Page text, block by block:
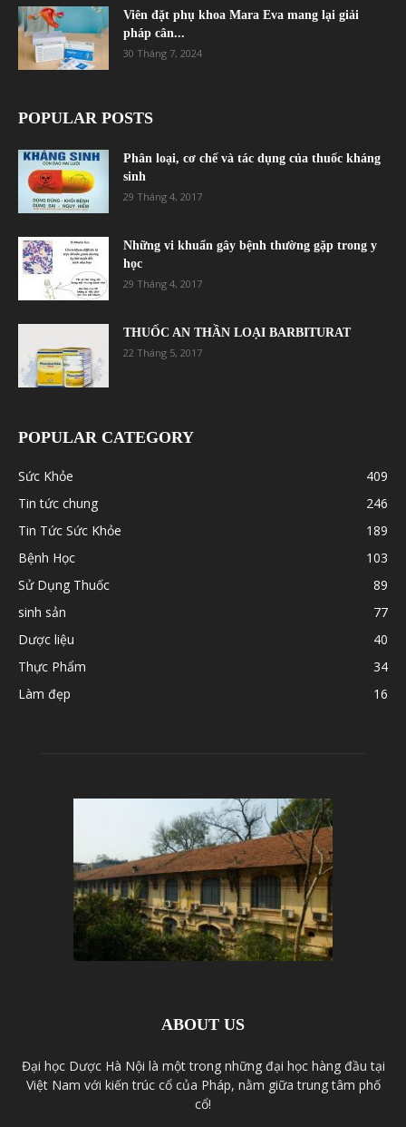
Viên đặt phụ khoa Mara Eva mang lại giải
pháp cân...
30 Tháng 7, 2024
POPULAR POSTS
Phân loại, cơ chế và tác dụng của thuốc kháng
sinh
29 Tháng 4, 2017
Những vi khuẩn gây bệnh thường gặp trong y
học
29 Tháng 4, 2017
THUỐC AN THẦN LOẠI BARBITURAT
22 Tháng 5, 2017
POPULAR CATEGORY
Sức Khỏe
409
Tin tức chung
246
Tin Tức Sức Khỏe
189
Bệnh Học
103
Sử Dụng Thuốc
89
sinh sản
77
Dược liệu
40
Thực Phẩm
34
Làm đẹp
16
ABOUT US
Đại học Dược Hà Nội là một trong những đại học hàng đầu tại
Việt Nam với kiến trúc cổ của Pháp, nằm giữa trung tâm phố
cổ!